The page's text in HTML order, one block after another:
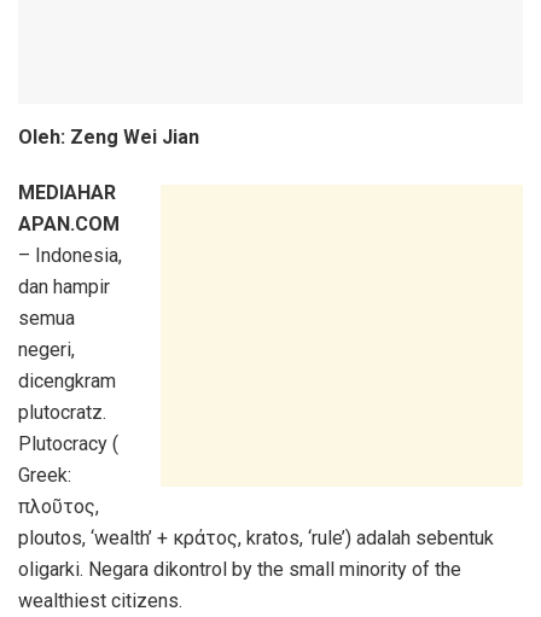
Oleh: Zeng Wei Jian
MEDIAHAR
APAN.COM
– Indonesia,
dan hampir
semua
negeri,
dicengkram
plutocratz.
Plutocracy (
Greek:
πλοῦτος,
ploutos, ‘wealth’ + κράτος, kratos, ‘rule’) adalah sebentuk
oligarki. Negara dikontrol by the small minority of the
wealthiest citizens.